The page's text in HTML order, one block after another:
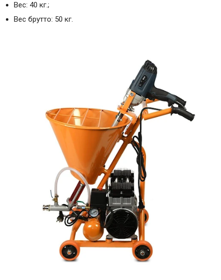
Вес: 40 кг.;
Вес брутто: 50 кг.